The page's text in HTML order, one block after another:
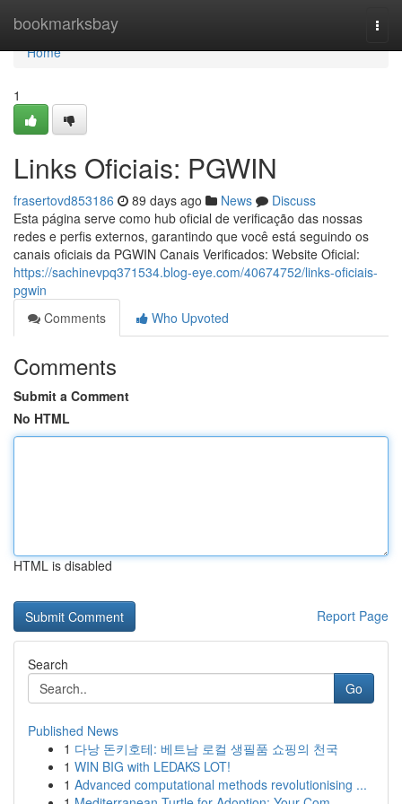
bookmarksbay
Home
Home
1
Links Oficiais: PGWIN
frasertovd853186 89 days ago News
Discuss
Esta página serve como hub oficial de verificação das nossas
redes e perfis externos, garantindo que você está seguindo os
canais oficiais da PGWIN Canais Verificados: Website Oficial:
https://sachinevpq371534.blog-eye.com/40674752/links-oficiais-
pgwin
Comments
Who Upvoted
Comments
Submit a Comment
No HTML
HTML is disabled
Report Page
Search
Go
Published News
1 다낭 돈키호테: 베트남 로컬 생필품 쇼핑의 천국
1 WIN BIG with LEDAKS LOT!
1 Advanced computational methods revolutionising ...